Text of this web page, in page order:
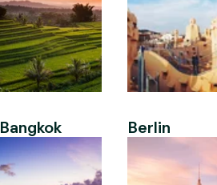
Bangkok Berlin